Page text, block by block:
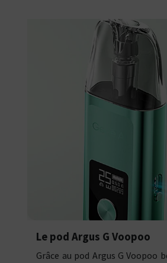
Le pod Argus G Voopoo
Grâce au pod Argus G Voopoo